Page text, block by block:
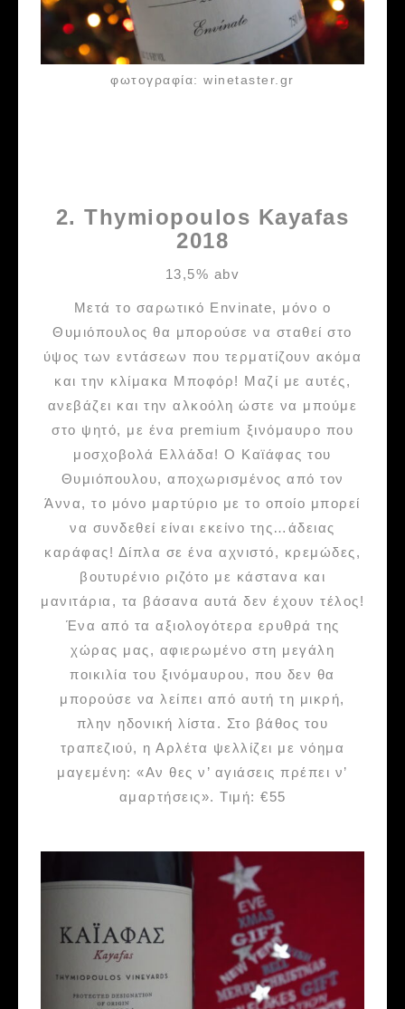
φωτογραφία: winetaster.gr
2. Thymiopoulos Kayafas
2018
13,5% abv
Μετά το σαρωτικό Envinate, μόνο ο
Θυμιόπουλος θα μπορούσε να σταθεί στο
ύψος των εντάσεων που τερματίζουν ακόμα
και την κλίμακα Μποφόρ! Μαζί με αυτές,
ανεβάζει και την αλκοόλη ώστε να μπούμε
στο ψητό, με ένα premium ξινόμαυρο που
μοσχοβολά Ελλάδα! Ο Καϊάφας του
Θυμιόπουλου, αποχωρισμένος από τον
Άννα, το μόνο μαρτύριο με το οποίο μπορεί
να συνδεθεί είναι εκείνο της…άδειας
καράφας! Δίπλα σε ένα αχνιστό, κρεμώδες,
βουτυρένιο ριζότο με κάστανα και
μανιτάρια, τα βάσανα αυτά δεν έχουν τέλος!
Ένα από τα αξιολογότερα ερυθρά της
χώρας μας, αφιερωμένο στη μεγάλη
ποικιλία του ξινόμαυρου, που δεν θα
μπορούσε να λείπει από αυτή τη μικρή,
πλην ηδονική λίστα. Στο βάθος του
τραπεζιού, η Αρλέτα ψελλίζει με νόημα
μαγεμένη: «Αν θες ν’ αγιάσεις πρέπει ν’
αμαρτήσεις». Τιμή: €55